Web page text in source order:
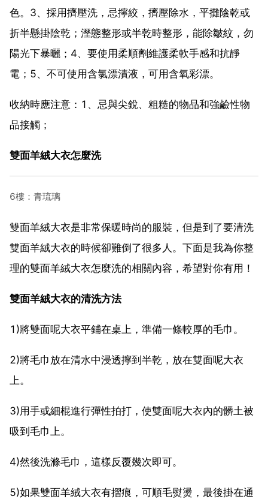
色。3、採用擠壓洗，忌擰絞，擠壓除水，平攤陰乾或
折半懸掛陰乾；溼態整形或半乾時整形，能除皺紋，勿
陽光下暴曬；4、要使用柔順劑維護柔軟手感和抗靜
電；5、不可使用含氯漂漬液，可用含氧彩漂。
收納時應注意：1、忌與尖銳、粗糙的物品和強鹼性物
品接觸；
雙面羊絨大衣怎麼洗
6樓：青琉璃
雙面羊絨大衣是非常保暖時尚的服裝，但是到了要清洗
雙面羊絨大衣的時候卻難倒了很多人。下面是我為你整
理的雙面羊絨大衣怎麼洗的相關內容，希望對你有用！
雙面羊絨大衣的清洗方法
1)將雙面呢大衣平鋪在桌上，準備一條較厚的毛巾。
2)將毛巾放在清水中浸透擰到半乾，放在雙面呢大衣
上。
3)用手或細棍進行彈性拍打，使雙面呢大衣內的髒土被
吸到毛巾上。
4)然後洗滌毛巾，這樣反覆幾次即可。
5)如果雙面羊絨大衣有摺痕，可順毛熨燙，最後掛在通